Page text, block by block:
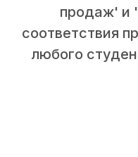
продаж' и
соответствия
любого